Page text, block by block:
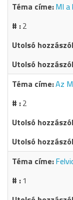
MI a
2
Az
2
1